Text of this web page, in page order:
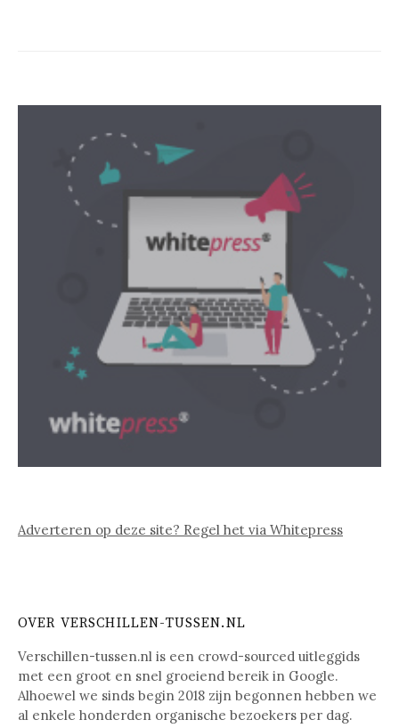
Adverteren op deze site? Regel het via Whitepress
OVER VERSCHILLEN-TUSSEN.NL
Verschillen-tussen.nl is een crowd-sourced uitleggids
met een groot en snel groeiend bereik in Google.
Alhoewel we sinds begin 2018 zijn begonnen hebben we
al enkele honderden organische bezoekers per dag.